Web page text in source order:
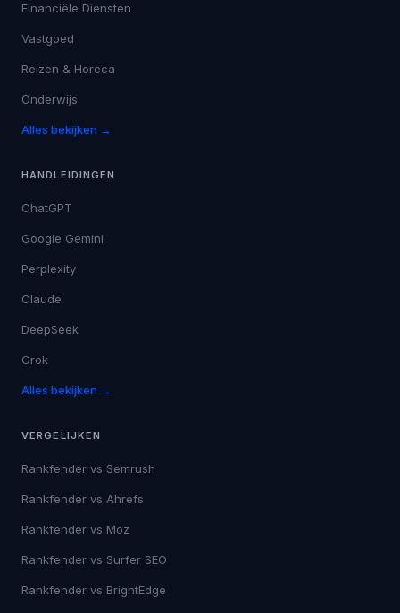
Financiële Diensten
Vastgoed
Reizen & Horeca
Onderwijs
Alles bekijken →
HANDLEIDINGEN
ChatGPT
Google Gemini
Perplexity
Claude
DeepSeek
Grok
Alles bekijken →
VERGELIJKEN
Rankfender vs Semrush
Rankfender vs Ahrefs
Rankfender vs Moz
Rankfender vs Surfer SEO
Rankfender vs BrightEdge